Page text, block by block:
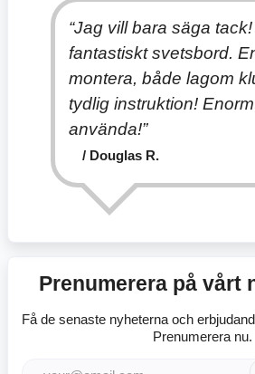
Jag vill bara säga
fantastiskt svetsbord.
montera, både lagom
tydlig instruktion!
använda!
/ Douglas R.
Prenumerera på vårt
Få de senaste nyheterna och
Prenumerera nu.